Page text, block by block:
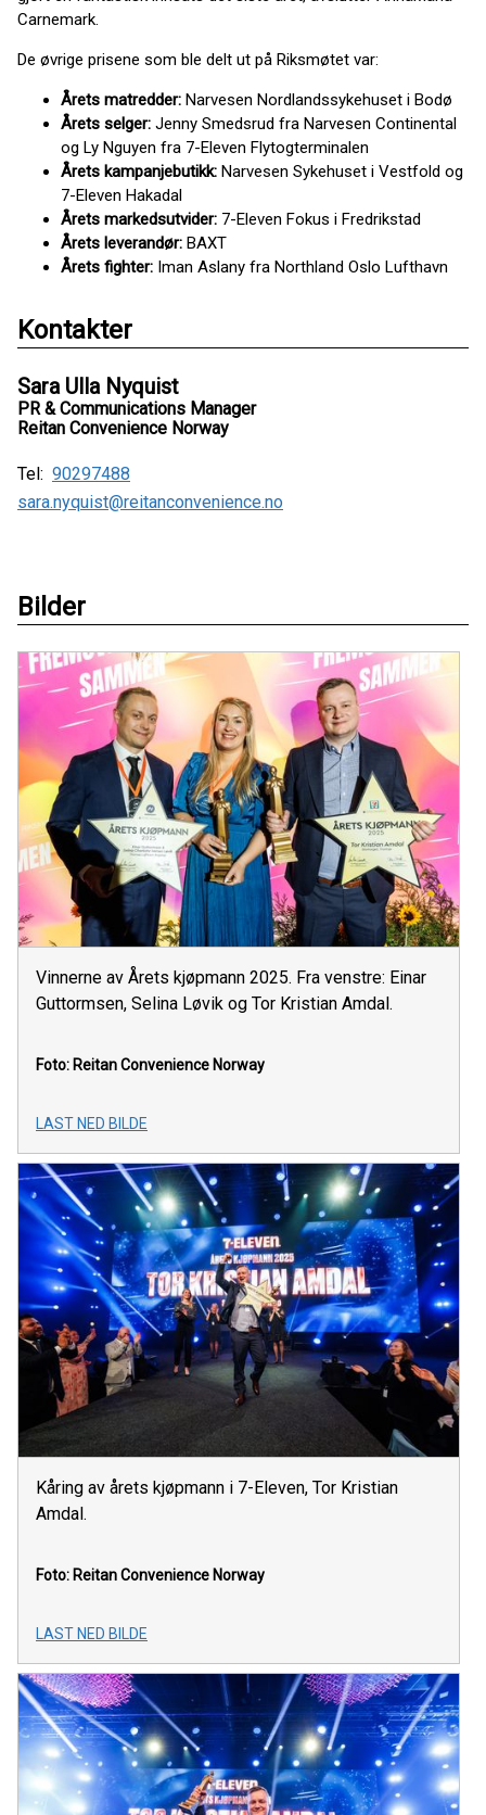
Carnemark.
De øvrige prisene som ble delt ut på Riksmøtet var:
Årets matredder: Narvesen Nordlandssykehuset i Bodø
Årets selger: Jenny Smedsrud fra Narvesen Continental
og Ly Nguyen fra 7-Eleven Flytogterminalen
Årets kampanjebutikk: Narvesen Sykehuset i Vestfold og
7-Eleven Hakadal
Årets markedsutvider: 7-Eleven Fokus i Fredrikstad
Årets leverandør: BAXT
Årets fighter: Iman Aslany fra Northland Oslo Lufthavn
Kontakter
Sara Ulla Nyquist
PR & Communications Manager
Reitan Convenience Norway
Tel: 90297488
sara.nyquist@reitanconvenience.no
Bilder
Vinnerne av Årets kjøpmann 2025. Fra venstre: Einar
Guttormsen, Selina Løvik og Tor Kristian Amdal.
Foto: Reitan Convenience Norway
LAST NED BILDE
Kåring av årets kjøpmann i 7-Eleven, Tor Kristian
Amdal.
Foto: Reitan Convenience Norway
LAST NED BILDE